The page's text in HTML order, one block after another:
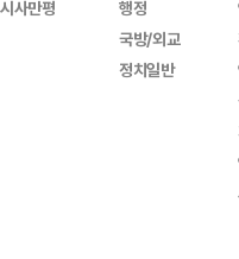
시사만평
행정
국방/외교
정치일반